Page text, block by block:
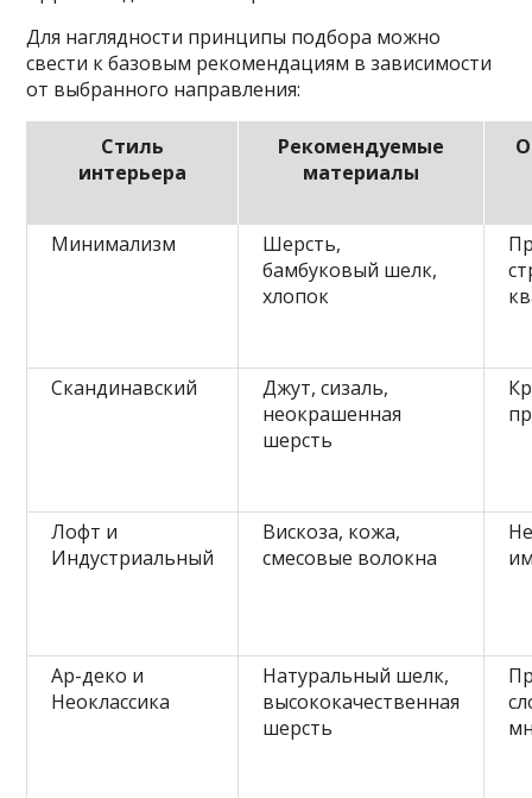
Для наглядности принципы подбора можно
свести к базовым рекомендациям в зависимости
от выбранного направления:
Стиль
интерьера
Рекомендуемые
материалы
Минимализм
Шерсть,
бамбуковый шелк,
хлопок
Скандинавский
Джут, сизаль,
неокрашенная
шерсть
Лофт и
Индустриальный
Вискоза, кожа,
смесовые волокна
Ар-деко и
Неоклассика
Натуральный шелк,
высококачественная
шерсть